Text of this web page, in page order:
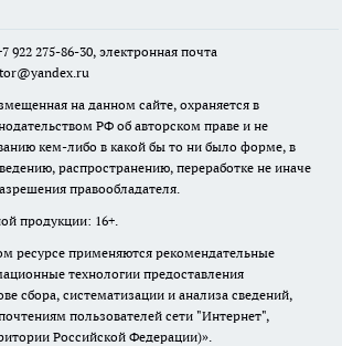
922 275-86-30, электронная почта
на данном сайте, охраняется в
РФ об авторском праве и не
кем-либо в какой бы то ни было форме, в
распространению, переработке не иначе
правообладателя.
продукции: 16+.
ресурсе применяются рекомендательные
технологии предоставления
сбора, систематизации и анализа сведений,
пользователей сети "Интернет",
Российской Федерации)».